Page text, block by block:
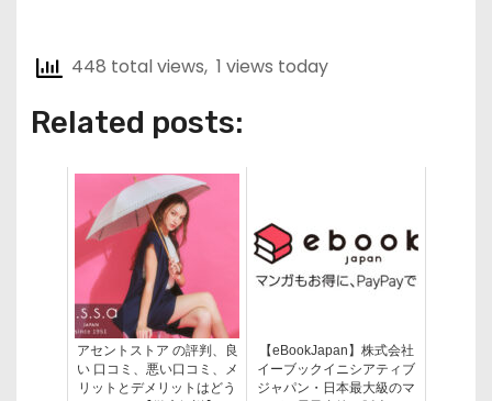
448 total views, 1 views today
Related posts:
アセントストア の評判、良
い 口コミ、悪い口コミ、メ
リットとデメリットはどう
【eBookJapan】株式会社
イーブックイニシアティブ
ジャパン・日本最大級のマ